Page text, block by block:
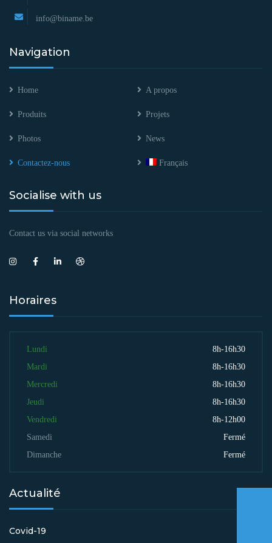
info@biname.be
Navigation
Home A propos
Produits Projets
Photos News
Contactez-nous Français
Socialise with us
Contact us via social networks
Horaires
Lundi
8h-16h30
Mardi
8h-16h30
Mercredi
8h-16h30
Jeudi
8h-16h30
Vendredi
8h-12h00
Samedi
Fermé
Dimanche
Fermé
Actualité
Covid-19